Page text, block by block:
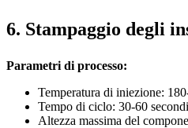
6. Stampaggio degli
Parametri di processo:
Temperatura di iniezione:
Tempo di ciclo: 30-60 secondi
Altezza massima del